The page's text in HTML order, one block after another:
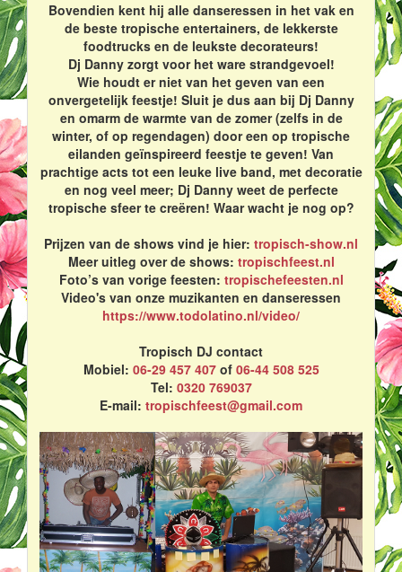
Bovendien kent hij alle danseressen in het vak en
de beste tropische entertainers, de lekkerste
foodtrucks en de leukste decorateurs!
Dj Danny zorgt voor het ware strandgevoel!
Wie houdt er niet van het geven van een
onvergetelijk feestje! Sluit je dus aan bij Dj Danny
en omarm de warmte van de zomer (zelfs in de
winter, of op regendagen) door een op tropische
eilanden geïnspireerd feestje te geven! Van
prachtige acts tot een leuke live band, met decoratie
en nog veel meer; Dj Danny weet de perfecte
tropische sfeer te creëren! Waar wacht je nog op?
Prijzen van de shows vind je hier: tropisch-show.nl
Meer uitleg over de shows: tropischfeest.nl
Foto’s van vorige feesten: tropischefeesten.nl
Video's van onze muzikanten en danseressen
https://www.todolatino.nl/video/
Tropisch DJ contact
Mobiel: 06-29 457 407of 06-44 508 525
Tel: 0320 769037
E-mail: tropischfeest@gmail.com